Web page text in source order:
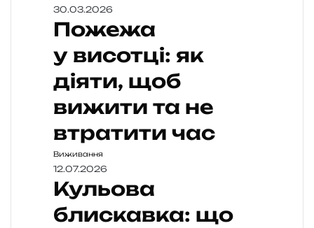
30.03.2026
Пожежа
у висотці: як
діяти, щоб
вижити та не
втратити час
Виживання
12.07.2026
Кульова
блискавка: що